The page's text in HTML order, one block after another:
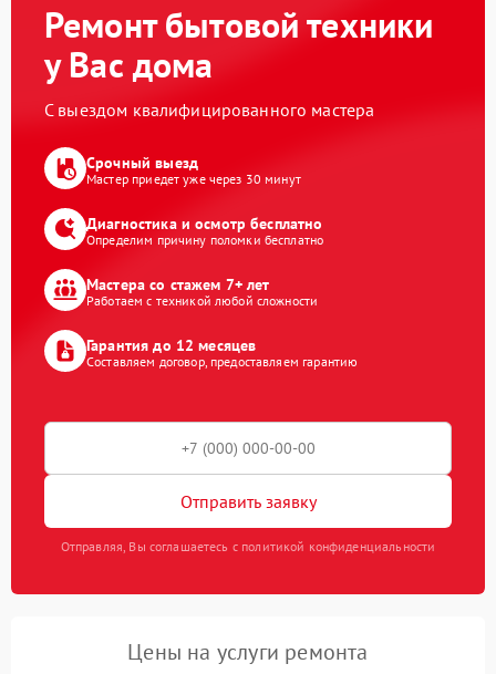
Ремонт бытовой техники
у Вас дома
С выездом квалифицированного мастера
Срочный выезд
Мастер приедет уже через 30 минут
Диагностика и осмотр бесплатно
Определим причину поломки бесплатно
Мастера со стажем 7+ лет
Работаем с техникой любой сложности
Гарантия до 12 месяцев
Составляем договор, предоставляем гарантию
Отправить заявку
Отправляя, Вы соглашаетесь с политикой конфиденциальности
Цены на услуги ремонта